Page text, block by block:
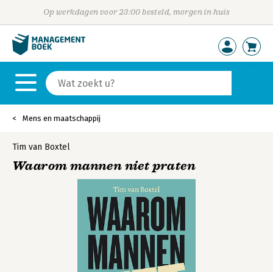
Op werkdagen voor 23:00 besteld, morgen in huis
Mens en maatschappij
Tim van Boxtel
Waarom mannen niet praten